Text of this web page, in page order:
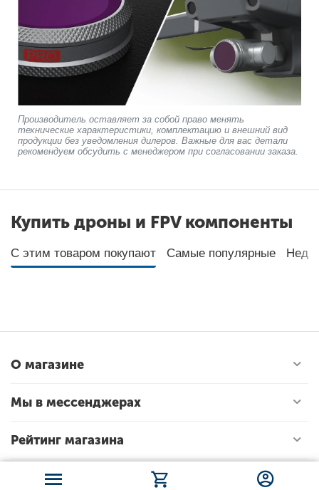
Производитель оставляет за собой право менять
технические характеристики, комплектацию и внешний вид
продукции без уведомления дилеров. Важные для вас детали
рекомендуем обсудить с менеджером при согласовании заказа.
Купить дроны и FPV компоненты
С этим товаром покупают Самые популярные
О магазине
Мы в мессенджерах
Рейтинг магазина